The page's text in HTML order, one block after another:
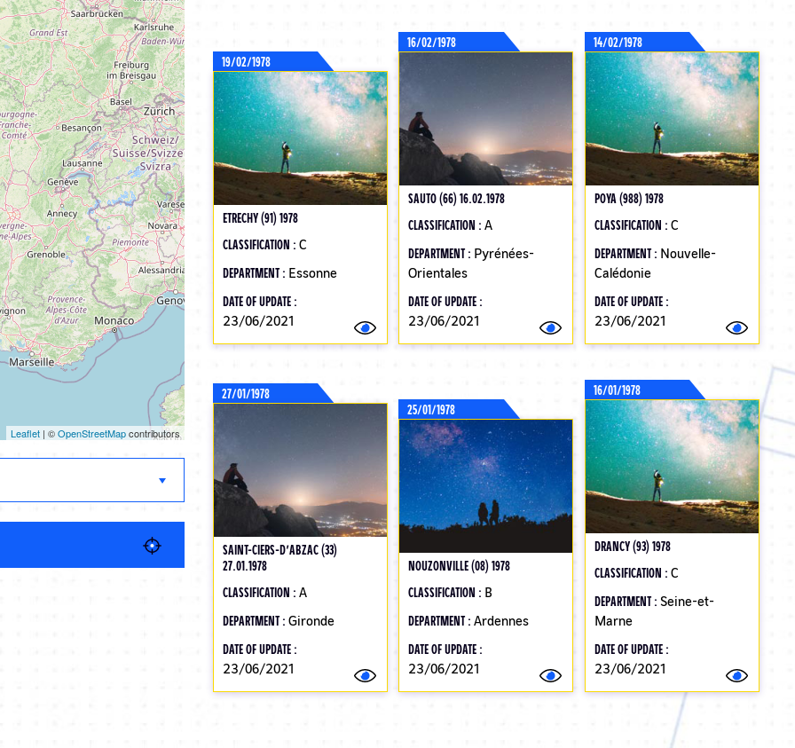
Leaflet | ©OpenStreetMapcontributors
19/02/1978
ETRECHY (91) 1978
CLASSIFICATION : C
DEPARTMENT : Essonne
DATE OF UPDATE :
23/06/2021
16/02/1978
SAUTO (66) 16.02.1978
CLASSIFICATION :A
DEPARTMENT : Pyrénées-
Orientales
DATE OF UPDATE :
23/06/2021
14/02/1978
POYA (988) 1978
CLASSIFICATION : C
DEPARTMENT : Nouvelle-
Calédonie
DATE OF UPDATE :
23/06/2021
27/01/1978
SAINT-CIERS-D’ABZAC (33)
27.01.1978
CLASSIFICATION : A
DEPARTMENT : Gironde
DATE OF UPDATE :
23/06/2021
25/01/1978
NOUZONVILLE (08) 1978
CLASSIFICATION : B
DEPARTMENT :Ardennes
DATE OF UPDATE :
23/06/2021
16/01/1978
DRANCY (93) 1978
CLASSIFICATION : C
DEPARTMENT : Seine-et-
Marne
DATE OF UPDATE :
23/06/2021